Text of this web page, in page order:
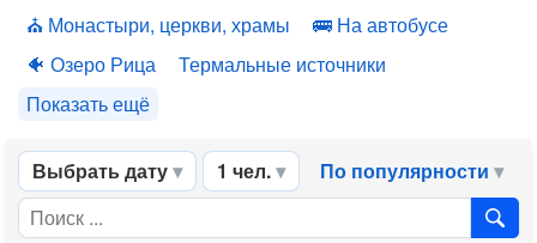
Монастыри, церкви, храмы
На автобусе
Озеро Рица
Термальные источники
Показать ещё
Выбрать дату 1 чел. По популярности